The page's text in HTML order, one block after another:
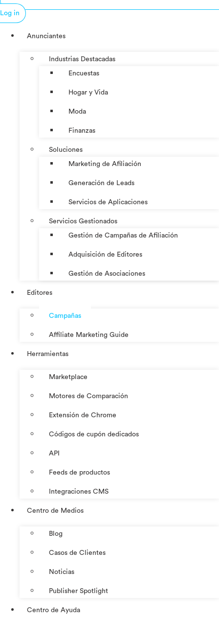
Log in
Anunciantes
Industrias Destacadas
Encuestas
Hogar y Vida
Moda
Finanzas
Soluciones
Marketing de Afiliación
Generación de Leads
Servicios de Aplicaciones
Servicios Gestionados
Gestión de Campañas de Afiliación
Adquisición de Editores
Gestión de Asociaciones
Editores
Campañas
Affiliate Marketing Guide
Herramientas
Marketplace
Motores de Comparación
Extensión de Chrome
Códigos de cupón dedicados
API
Feeds de productos
Integraciones CMS
Centro de Medios
Blog
Casos de Clientes
Noticias
Publisher Spotlight
Centro de Ayuda